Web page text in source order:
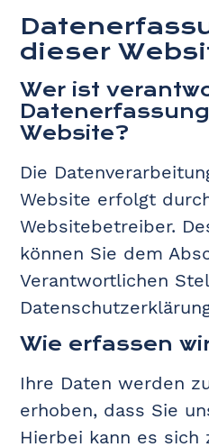
dieser
Wer ist
Website?
Die
Website erfolgt
Websitebetreiber.
können Sie dem
Verantwortlichen
Wie erfassen
Ihre Daten werden
erhoben, dass Sie
Hierbei kann es sich